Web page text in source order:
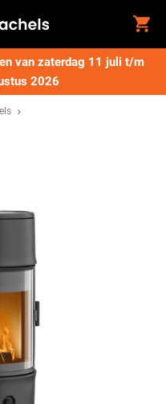
van zaterdag 11 juli t/m
2026